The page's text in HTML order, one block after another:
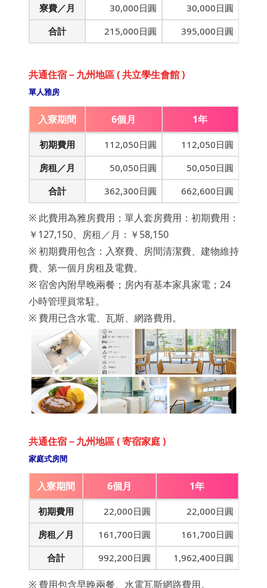
寮費／月
30,000日圓
30,000日圓
合計
215,000日圓 395,000日圓
共通住宿－九州地區 ( 共立學生會館 )
單人雅房
入寮期間 6個月 1年
初期費用 112,050日圓
112,050日圓
房租／月
50,050日圓
50,050日圓
合計
362,300日圓 662,600日圓
※ 此費用為雅房費用；單人套房費用：初期費用：
￥127,150、房租／月：￥58,150
※ 初期費用包含：入寮費、房間清潔費、建物維持
費、第一個月房租及電費。
※ 宿舍內附早晚兩餐；房內有基本家具家電；24
小時管理員常駐。
※ 費用已含水電、瓦斯、網路費用。
共通住宿－九州地區 ( 寄宿家庭 )
家庭式房間
入寮期間 6個月 1年
初期費用 22,000日圓
22,000日圓
房租／月
161,700日圓
161,700日圓
合計
992,200日圓 1,962,400日圓
※ 費用包含早晚兩餐、水電瓦斯網路費用。